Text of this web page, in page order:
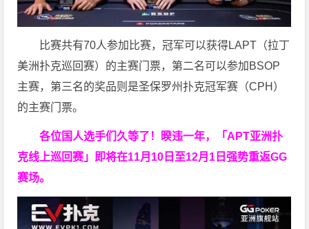
比赛共有70人参加比赛，冠军可以获得LAPT（拉丁
美洲扑克巡回赛）的主赛门票，第二名可以参加BSOP
主赛，第三名的奖品则是圣保罗州扑克冠军赛（CPH）
的主赛门票。
各位国人选手们久等了！暌违一年，「APT亚洲扑
克线上巡回赛」即将在11月10日至12月1日强势重返GG
赛场。